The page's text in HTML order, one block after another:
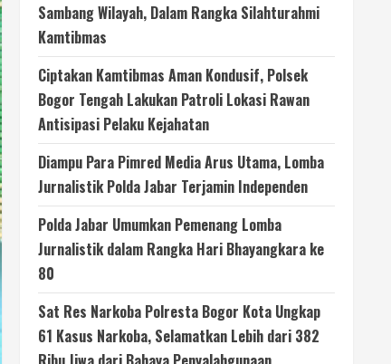
Sambang Wilayah, Dalam Rangka Silahturahmi
Kamtibmas
Ciptakan Kamtibmas Aman Kondusif, Polsek
Bogor Tengah Lakukan Patroli Lokasi Rawan
Antisipasi Pelaku Kejahatan
Diampu Para Pimred Media Arus Utama, Lomba
Jurnalistik Polda Jabar Terjamin Independen
Polda Jabar Umumkan Pemenang Lomba
Jurnalistik dalam Rangka Hari Bhayangkara ke
80
Sat Res Narkoba Polresta Bogor Kota Ungkap
61 Kasus Narkoba, Selamatkan Lebih dari 382